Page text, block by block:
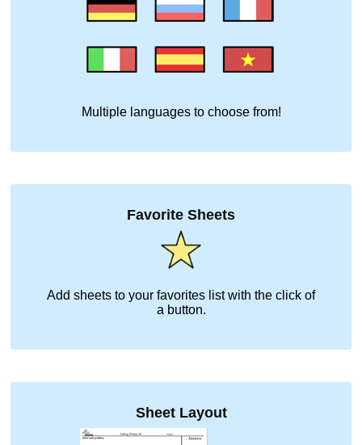
Multiple languages to choose from!
Favorite Sheets
Add sheets to your favorites list with the click of
a button.
Sheet Layout